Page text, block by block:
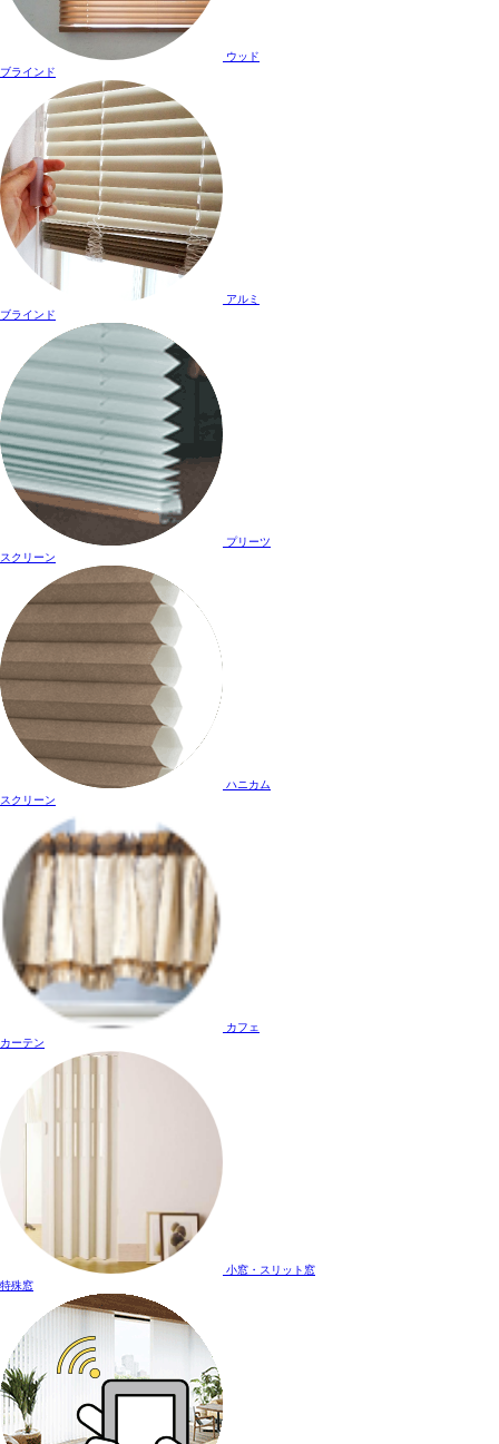
ウッド
ブラインド
アルミ
ブラインド
プリーツ
スクリーン
ハニカム
スクリーン
カフェ
カーテン
小窓・スリット窓
特殊窓